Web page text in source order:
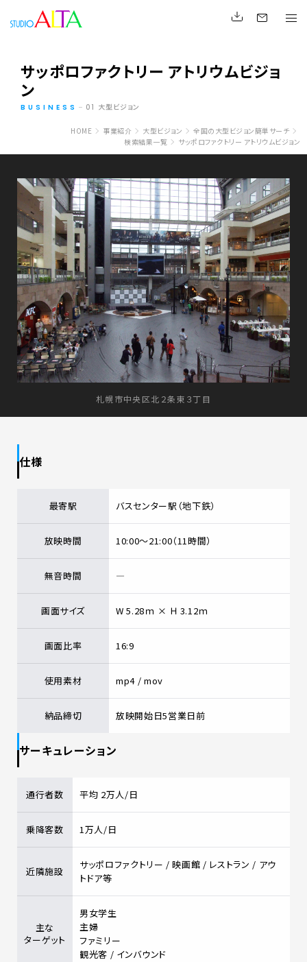
サッポロファクトリー アトリウムビジョ
ン
BUSINESS 01 大型ビジョン
HOME 事業紹介 大型ビジョン
全国の大型ビジョン簡単サーチ
検索結果一覧
サッポロファクトリー アトリウムビジョン
札幌市中央区北２条東３丁目
仕様
最寄駅 バスセンター駅（地下鉄）
放映時間 10:00～21:00（11時間）
無音時間 ―
画面サイズ W 5.28ｍ × Ｈ 3.12ｍ
画面比率 16:9
使用素材 mp4 / mov
納品締切 放映開始日5営業日前
サーキュレーション
通行者数 平均 2万人/日
乗降客数 1万人/日
近隣施設
サッポロファクトリー / 映画館 / レストラン / アウ
トドア等
主な
ターゲット
男女学生
主婦
ファミリー
観光客 / インバウンド